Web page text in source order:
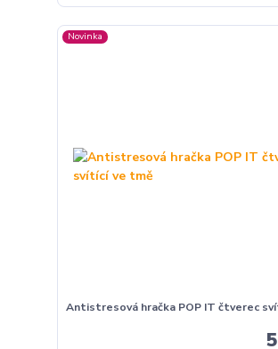
Novinka
Antistresová hračka POP IT čtverec